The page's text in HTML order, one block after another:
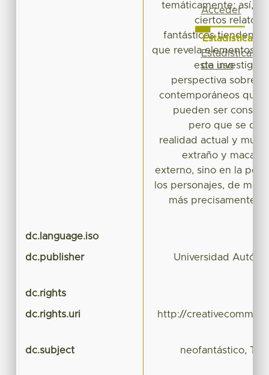
temáticamente; así,
ciertos relatos
fantásticos tienden
que revela elementos
esta
perspectiva sobre
contemporáneos que,
pueden ser
pero que se
realidad actual y muy
extraño y
externo, sino en la
los personajes, de
más precisamente,
dc.language.iso
dc.publisher Universidad
dc.rights
dc.rights.uri http://
dc.subject neofantástico,
Acceder
Estadísticas
Estadísticas
de uso